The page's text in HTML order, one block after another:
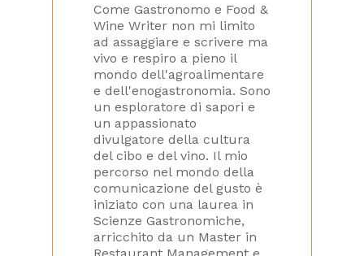
Come Gastronomo e Food &
Wine Writer non mi limito
ad assaggiare e scrivere ma
vivo e respiro a pieno il
mondo dell'agroalimentare
e dell'enogastronomia. Sono
un esploratore di sapori e
un appassionato
divulgatore della cultura
del cibo e del vino. Il mio
percorso nel mondo della
comunicazione del gusto è
iniziato con una laurea in
Scienze Gastronomiche,
arricchito da un Master in
Restaurant Management e